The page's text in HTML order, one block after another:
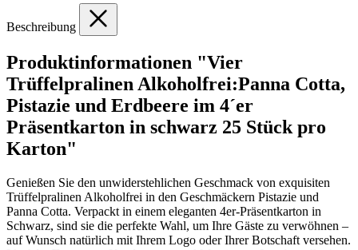
Beschreibung
Produktinformationen "Vier
Trüffelpralinen Alkoholfrei:Panna Cotta,
Pistazie und Erdbeere im 4´er
Präsentkarton in schwarz 25 Stück pro
Karton"
Genießen Sie den unwiderstehlichen Geschmack von exquisiten
Trüffelpralinen Alkoholfrei in den Geschmäckern Pistazie und
Panna Cotta. Verpackt in einem eleganten 4er-Präsentkarton in
Schwarz, sind sie die perfekte Wahl, um Ihre Gäste zu verwöhnen –
auf Wunsch natürlich mit Ihrem Logo oder Ihrer Botschaft versehen.